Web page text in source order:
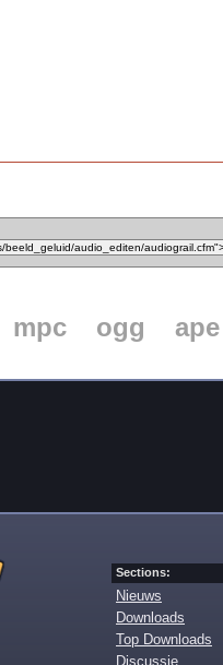
mpc ogg ape
Sections:
Nieuws
Downloads
Top Downloads
Discussie